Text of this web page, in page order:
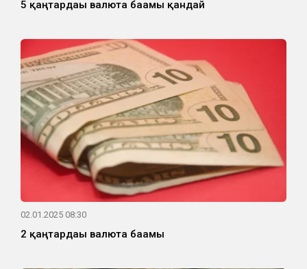
5 қаңтардағы валюта бағамы қандай
02.01.2025 08:30
2 қаңтардағы валюта бағамы